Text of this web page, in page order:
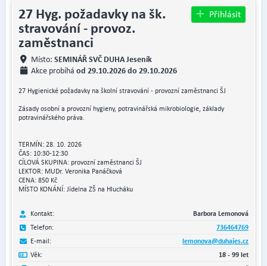
27 Hyg. požadavky na šk.
stravování - provoz.
zaměstnanci
Přihlásit
Místo: SEMINÁŘ SVČ DUHA Jeseník
Akce probíhá od 29.10.2026 do 29.10.2026
27 Hygienické požadavky na školní stravování - provozní zaměstnanci ŠJ
Zásady osobní a provozní hygieny, potravinářská mikrobiologie, základy
potravinářského práva.
TERMÍN: 28. 10. 2026
ČAS: 10:30-12:30
CÍLOVÁ SKUPINA: provozní zaměstnanci ŠJ
LEKTOR: MUDr. Veronika Panáčková
CENA: 850 Kč
MÍSTO KONÁNÍ: Jídelna ZŠ na Hlucháku
Kontakt:
Barbora Lemonová
Telefon:
736464769
E-mail:
lemonova@duhajes.cz
Věk:
18 - 99 let